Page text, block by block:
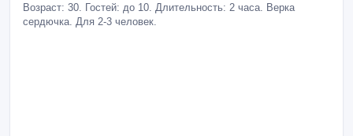
Возраст: 30. Гостей: до 10. Длительность: 2 часа. Верка
сердючка. Для 2-3 человек.